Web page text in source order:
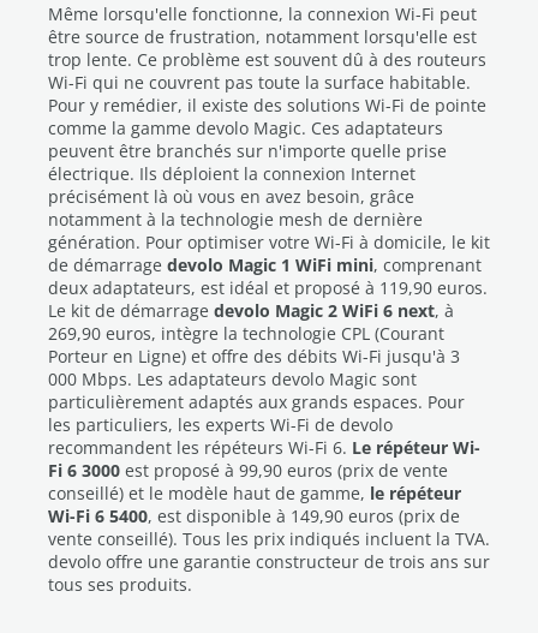
Même lorsqu'elle fonctionne, la connexion Wi-Fi peut
être source de frustration, notamment lorsqu'elle est
trop lente. Ce problème est souvent dû à des routeurs
Wi-Fi qui ne couvrent pas toute la surface habitable.
Pour y remédier, il existe des solutions Wi-Fi de pointe
comme la gamme devolo Magic. Ces adaptateurs
peuvent être branchés sur n'importe quelle prise
électrique. Ils déploient la connexion Internet
précisément là où vous en avez besoin, grâce
notamment à la technologie mesh de dernière
génération. Pour optimiser votre Wi-Fi à domicile, le kit
de démarrage devolo Magic 1 WiFi mini, comprenant
deux adaptateurs, est idéal et proposé à 119,90 euros.
Le kit de démarrage devolo Magic 2 WiFi 6 next, à
269,90 euros, intègre la technologie CPL (Courant
Porteur en Ligne) et offre des débits Wi-Fi jusqu'à 3
000 Mbps. Les adaptateurs devolo Magic sont
particulièrement adaptés aux grands espaces. Pour
les particuliers, les experts Wi-Fi de devolo
recommandent les répéteurs Wi-Fi 6. Le répéteur Wi-
Fi 6 3000 est proposé à 99,90 euros (prix de vente
conseillé) et le modèle haut de gamme, le répéteur
Wi-Fi 6 5400, est disponible à 149,90 euros (prix de
vente conseillé). Tous les prix indiqués incluent la TVA.
devolo offre une garantie constructeur de trois ans sur
tous ses produits.